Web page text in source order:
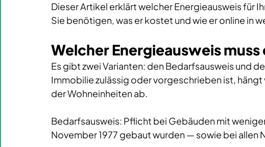
Dieser Artikel erklärt welcher Energieausweis für
Sie benötigen, was er kostet und wie er online in
Welcher Energieausweis
Es gibt zwei Varianten: den Bedarfsausweis und
Immobilie zulässig oder vorgeschrieben ist, hängt
der Wohneinheiten ab.
Bedarfsausweis: Pflicht bei Gebäuden mit
November 1977 gebaut wurden — sowie bei allen